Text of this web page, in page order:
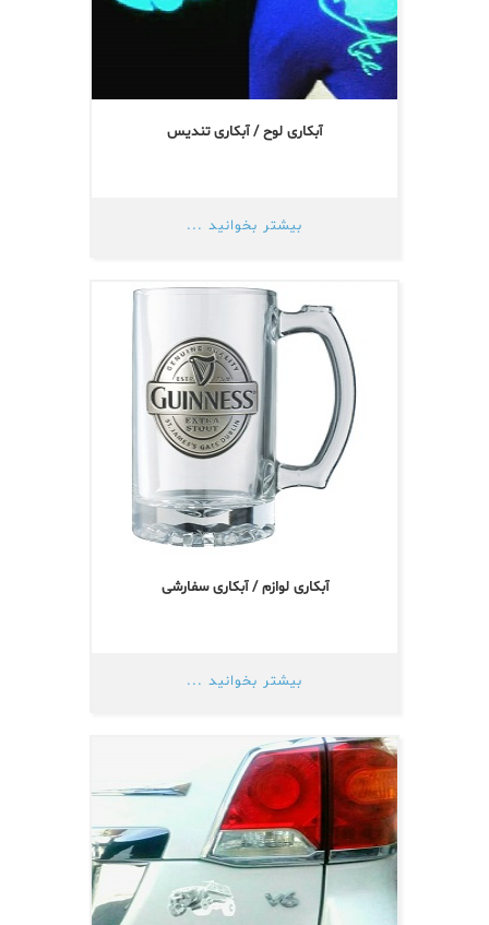
آبکاری لوح / آبکاری تندیس
بیشتر بخوانید ...
آبکاری لوازم / آبکاری سفارشی
بیشتر بخوانید ...